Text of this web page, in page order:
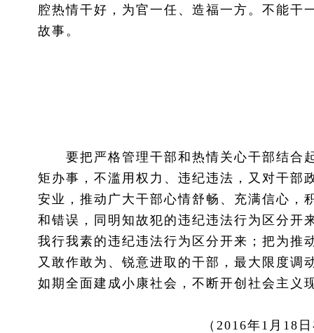
腔热情干好，为官一任、造福一方。不能干
故事。
要把严格管理干部和热情关心干部结合起
矩办事，不滥用权力、违纪违法，又对干部
安业，推动广大干部心情舒畅、充满信心，
和错误，同明知故犯的违纪违法行为区分开
我行我素的违纪违法行为区分开来；把为推
又敢作敢为、锐意进取的干部，最大限度调
如期全面建成小康社会，不断开创社会主义
（2016年1月18